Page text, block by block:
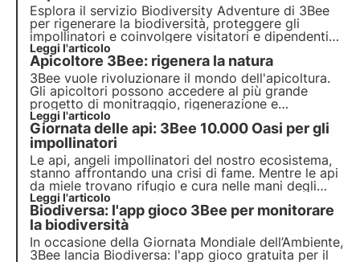
apine.
Esplora il servizio Biodiversity Adventure di 3Bee
per rigenerare la biodiversità, proteggere gli
impollinatori e coinvolgere visitatorie dipendenti
nel tuo stabilimento. Agisci ora per un futuro
sostenibile!
Leggi l'articolo
Apicoltore 3Bee: rigenera la natura
3Bee vuole rivoluzionare il mondo dell'apicoltura.
Gli apicoltori possono accedere al più grande
progetto di monitraggio, rigenerazione e
comunicazione sulla biodiversità. Il nostro
obiettivo è di creare coltivatori di biodiversità.
Leggi l'articolo
Giornata delle api: 3Bee 10.000 Oasi per gli
impollinatori
Le api, angeli impollinatori del nostro ecosistema,
stanno affrontando una crisi di fame. Mentre le api
da miele trovano rifugio e cura nelle mani degli
apicoltori, le api selvatiche combattono solitarie e
senza eroi a sostenerle. 3Bee ha scelto di non
lasciarle più sole e investire nella loro cura.
Leggi l'articolo
Biodiversa: l'app gioco 3Bee per monitorare
la biodiversità
In occasione della Giornata Mondiale dell’Ambiente,
3Bee lancia Biodiversa: l'app gioco gratuita per il